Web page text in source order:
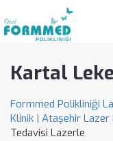
Kartal
Formmed Polikliniği
Klinik | Ataşehir Lazer
Tedavisi Lazerle